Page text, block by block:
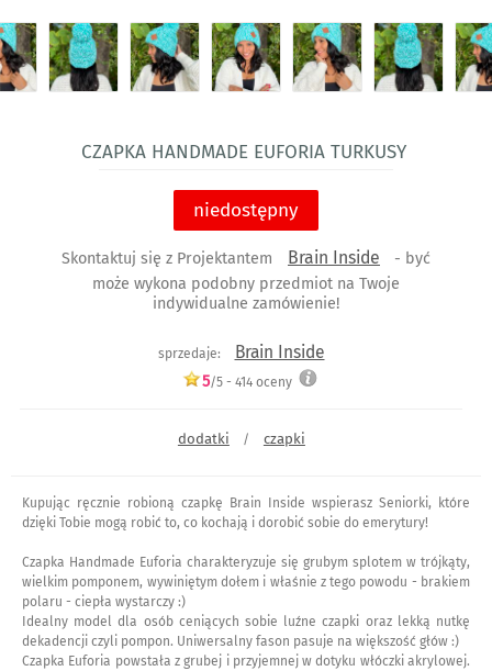
Czapka Handmade Euforia Turkusy
niedostępny
Skontaktuj się z Projektantem Brain Inside
- być
może wykona podobny przedmiot na Twoje
indywidualne zamówienie!
sprzedaje: Brain Inside
5/5 - 414oceny
dodatki / czapki
Kupując ręcznie robioną czapkę Brain Inside wspierasz Seniorki, które
dzięki Tobie mogą robić to, co kochają i dorobić sobie do emerytury!
Czapka Handmade Euforia charakteryzuje się grubym splotem w trójkąty,
wielkim pomponem, wywiniętym dołem i właśnie z tego powodu - brakiem
polaru - ciepła wystarczy :)
Idealny model dla osób ceniących sobie luźne czapki oraz lekką nutkę
dekadencji czyli pompon. Uniwersalny fason pasuje na większość głów :)
Czapka Euforia powstała z grubej i przyjemnej w dotyku włóczki akrylowej.